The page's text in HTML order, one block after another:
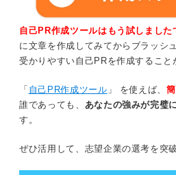
自己PR作成ツールはもう試しました
に文章を作成してみてからブラッシ
受かりやすい自己PRを作成すること
「 自己PR作成ツール 」 を使えば、
誰であっても、 あなたの強みが完璧
す。
ぜひ活用して、志望企業の選考を突